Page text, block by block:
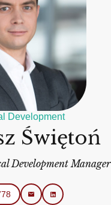
Development
Świętoń
Development Manager